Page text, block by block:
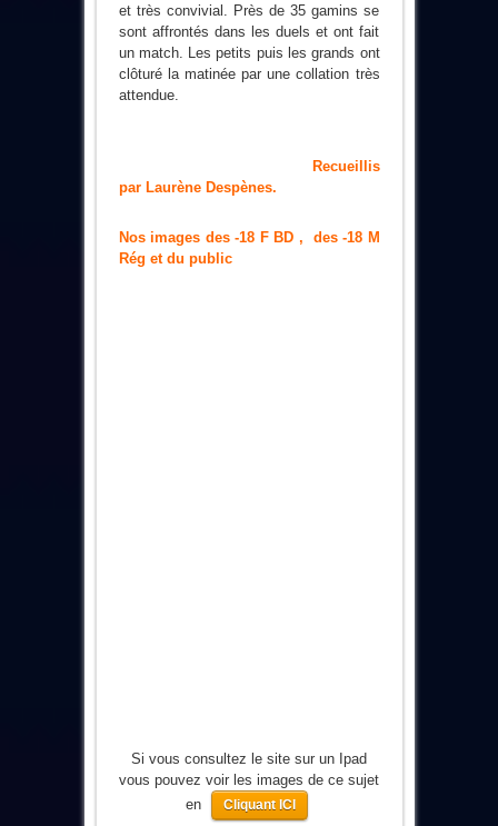
et très convivial. Près de 35 gamins se
sont affrontés dans les duels et ont fait
un match. Les petits puis les grands ont
clôturé la matinée par une collation très
attendue.
Recueillis
par Laurène Despènes.
Nos images des -18 F BD , des -18 M
Rég et du public
Si vous consultez le site sur un Ipad
vous pouvez voir les images de ce sujet
en
Cliquant ICI